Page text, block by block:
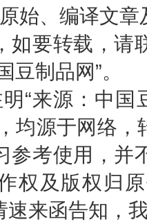
始、编译文
如要转载，请
豆制品网”。
“来源：中国
均源于网络
参考使用，并
权及版权归
速来函告知，